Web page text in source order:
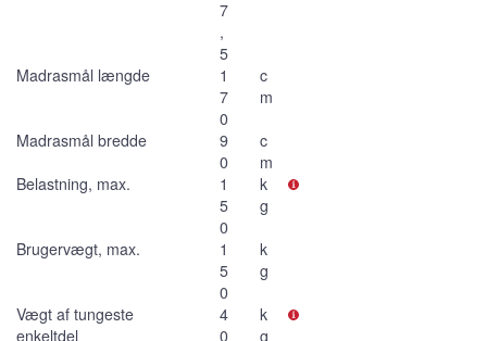
7
,
5
Madrasmål længde
1
7
0
c
m
Madrasmål bredde
9
0
c
m
Belastning, max.
1
5
0
k
g
Brugervægt, max.
1
5
0
k
g
Vægt af tungeste
enkeltdel
4
0
k
g